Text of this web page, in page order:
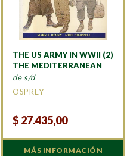
THE US ARMY IN WWII (2)
THE MEDITERRANEAN
de s/d
OSPREY
$ 27.435,00
MÁS INFORMACIÓN